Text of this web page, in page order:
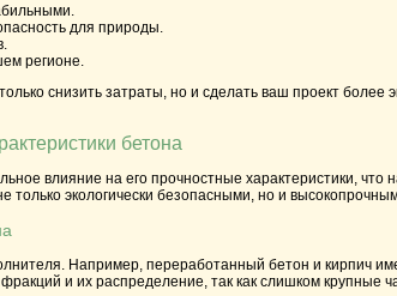
для природы.
регионе.
снизить затраты, но и сделать ваш проект более
бетона
влияние на его прочностные характеристики,
только экологически безопасными, но и
Например, переработанный бетон и кирпич
и их распределение, так как слишком